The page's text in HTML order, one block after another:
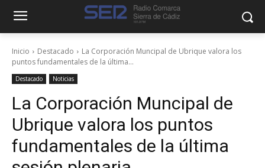
Inicio Destacado
La Corporación Muncipal de Ubrique valora los
puntos fundamentales de la última...
Destacado Noticias
La Corporación Muncipal de
Ubrique valora los puntos
fundamentales de la última